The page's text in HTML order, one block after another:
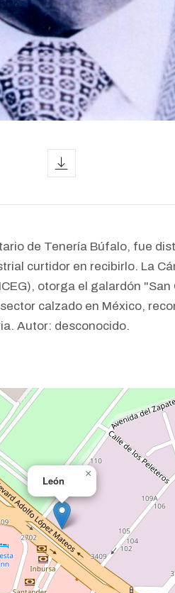
de Tenería Búfalo, fue
curtidor en recibirlo. La
otorga el galardón
calzado en México,
Autor: desconocido.
León
×